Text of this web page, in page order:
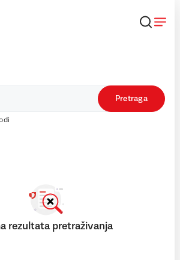
Pretraga
rezultata pretraživanja